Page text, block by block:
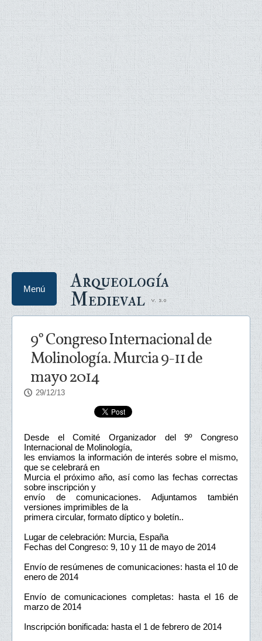
Arqueología
Medieval
Menú
9° Congreso Internacional de
Molinología. Murcia 9-11 de
mayo 2014
29/12/13
Desde el Comité Organizador del 9º Congreso
Internacional de Molinología,
les enviamos la información de interés sobre el mismo,
que se celebrará en
Murcia el próximo año, así como las fechas correctas
sobre inscripción y
envío de comunicaciones. Adjuntamos también
versiones imprimibles de la
primera circular, formato díptico y boletín..
Lugar de celebración: Murcia, España
Fechas del Congreso: 9, 10 y 11 de mayo de 2014
Envío de resúmenes de comunicaciones: hasta el 10 de
enero de 2014
Envío de comunicaciones completas: hasta el 16 de
marzo de 2014
Inscripción bonificada: hasta el 1 de febrero de 2014